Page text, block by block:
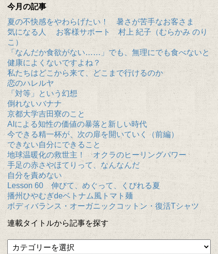
今月の記事
夏の不快感をやわらげたい！ 暑さが苦手なお客さま
気になる人 お客様サポート 村上 紀子（むらかみ のり
こ）
「なんだか食欲がない……」でも、無理にでも食べないと
健康によくないですよね？
私たちはどこから来て、どこまで行けるのか
恋のハレルヤ
「対等」という幻想
倒れないバナナ
京都大学吉田寮のこと
AIによる知性の価値の暴落と新しい時代
今できる精一杯が、次の扉を開いていく（前編）
できない自分にできること
地球温暖化の救世主！ オクラのヒーリングパワー
手足の赤さやほてりって、なんなんだ
自分を責めない
Lesson 60 伸びて、めぐって、くびれる夏
播州ひやむぎdeベトナム風トマト麺
ボディバランス・オーガニックコットン・復活Tシャツ
連載タイトルから記事を探す